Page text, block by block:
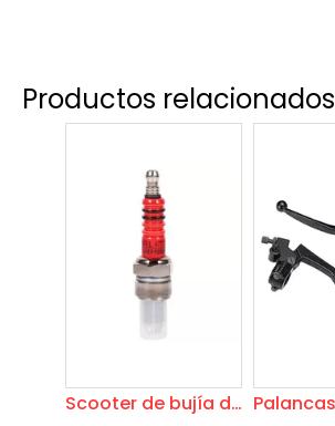
Productos relacionados
Scooter de bujía de motocicleta